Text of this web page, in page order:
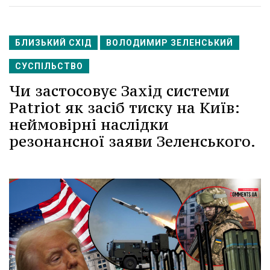
БЛИЗЬКИЙ СХІД ВОЛОДИМИР ЗЕЛЕНСЬКИЙ
СУСПІЛЬСТВО
Чи застосовує Захід системи
Patriot як засіб тиску на Київ:
неймовірні наслідки
резонансної заяви Зеленського.